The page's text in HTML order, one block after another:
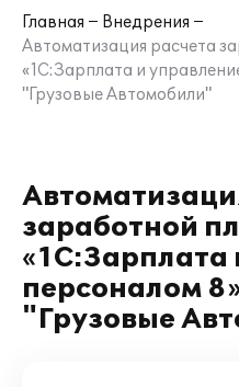
Главная
Внедрения
Автоматизация расчета
«1С:Зарплата и
"Грузовые Автомобили"
заработной
«1С:Зарплата
персоналом
"Грузовые